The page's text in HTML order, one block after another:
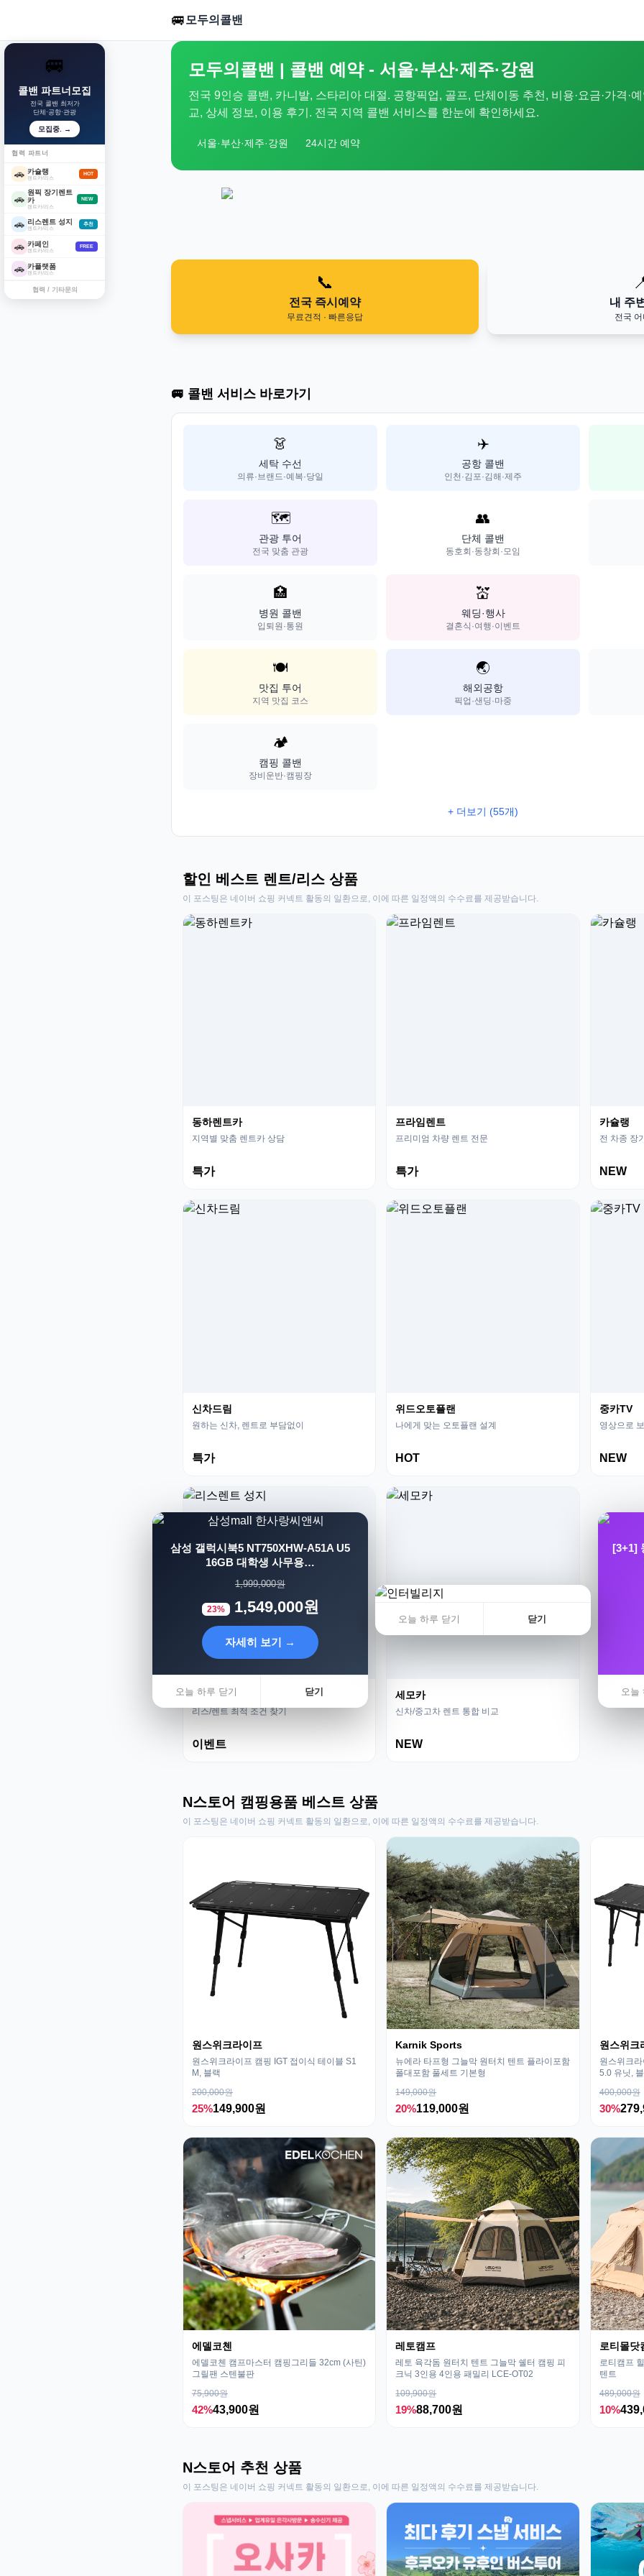
🚐 모두의콜밴
모두의콜밴 | 콜밴 예약 - 서울·부산·제주·강원
전국 9인승 콜밴, 카니발, 스타리아 대절. 공항픽업, 골프, 단체이동 추천, 비용·요금·가격·예
교, 상세 정보, 이용 후기. 전국 지역 콜밴 서비스를 한눈에 확인하세요.
서울·부산·제주·강원 24시간 예약
📞
전국 즉시예약
무료견적 · 빠른응답
내 주
전국
🚐 콜밴 서비스 바로가기
👗
세탁 수선
의류·브랜드·예복·당일
✈️
공항 콜밴
인천·김포·김해·제주
🗺️
관광 투어
전국 맞춤 관광
👥
단체 콜밴
동호회·동창회·모임
🏥
병원 콜밴
입퇴원·통원
💒
웨딩·행사
결혼식·여행·이벤트
🍽️
맛집 투어
지역 맛집 코스
🌏
해외공항
픽업·샌딩·마중
🏕️
캠핑 콜밴
장비운반·캠핑장
+ 더보기 (55개)
할인 베스트 렌트/리스 상품
이 포스팅은 네이버 쇼핑 커넥트 활동의 일환으로, 이에 따른 일정액의 수수료를 제공받습니다.
동하렌트카
지역별 맞춤 렌트카 상담
특가
프라임렌트
프리미엄 차량 렌트 전문
특가
카슐랭
전 차종 장
NEW
신차드림
원하는 신차, 렌트로 부담없이
특가
위드오토플랜
나에게 맞는 오토플랜 설계
HOT
중카TV
영상으로
NEW
리스렌트 성지
리스/렌트 최적 조건 찾기
이벤트
세모카
신차/중고차 렌트 통합 비교
NEW
N스토어 캠핑용품 베스트 상품
이 포스팅은 네이버 쇼핑 커넥트 활동의 일환으로, 이에 따른 일정액의 수수료를 제공받습니다.
원스위크라이프
원스위크라이프 캠핑 IGT 접이식 테이블 S1
M, 블랙
200,000원
25%149,900원
Karnik Sports
뉴에라 타프형 그늘막 원터치 텐트 플라이포함
폴대포함 풀세트 기본형
149,000원
20%119,000원
원스위크
원스위크
5.0 유닛,
400,000원
30%
에델코첸
에델코첸 캠프마스터 캠핑그리들 32cm (사틴)
그릴팬 스텐불판
75,900원
42%43,900원
레토캠프
레토 육각돔 원터치 텐트 그늘막 쉘터 캠핑 피
크닉 3인용 4인용 패밀리 LCE-OT02
109,900원
19%88,700원
로티몰닷
로티캠프
텐트
489,000원
10%
N스토어 추천 상품
이 포스팅은 네이버 쇼핑 커넥트 활동의 일환으로, 이에 따른 일정액의 수수료를 제공받습니다.
오늘 하루 닫기 닫기
[3+1]
오늘
삼성 갤럭시북5 NT750XHW-A51A U5
16GB 대학생 사무용…
1,999,000원
23% 1,549,000원
자세히 보기 →
오늘 하루 닫기 닫기
🚐
콜밴 파트너모집
전국 콜밴 최저가
단체·공항·관광
모집중. →
협력 파트너
🚗 카슐랭
렌트카/리스
HOT
🚗
원픽 장기렌트
카
렌트카/리스
NEW
🚗 리스렌트 성지
렌트카/리스
추천
🚗 카페인
렌트카/리스
FREE
🚗 카플랫폼
렌트카/리스
협력 / 기타문의